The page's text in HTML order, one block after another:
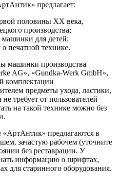
предлагает:
половины ХХ века,
производства;
для детей;
печатной технике.
машинки производства
AG», «Gundka-Werk GmbH»,
комплектации
предметы ухода, ластики,
требует от пользователей
на такой технике можно без
предлагаются в
зачастую рабочем (уточните
без реставрации. У
информацию о шрифтах,
для старинного оборудования.